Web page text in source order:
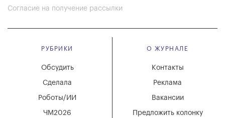
Согласие на получение рассылки
РУБРИКИ
Обсудить
Сделала
Роботы/ИИ
ЧМ2026
О ЖУРНАЛЕ
Вакансии
Реклама
Контакты
Предложить колонку